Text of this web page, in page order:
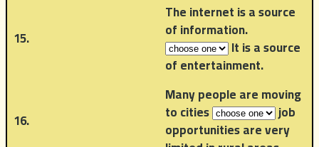
15.
The internet is a source
of information.
It is a source
of entertainment.
16.
Many people are moving
to cities job
opportunities are very